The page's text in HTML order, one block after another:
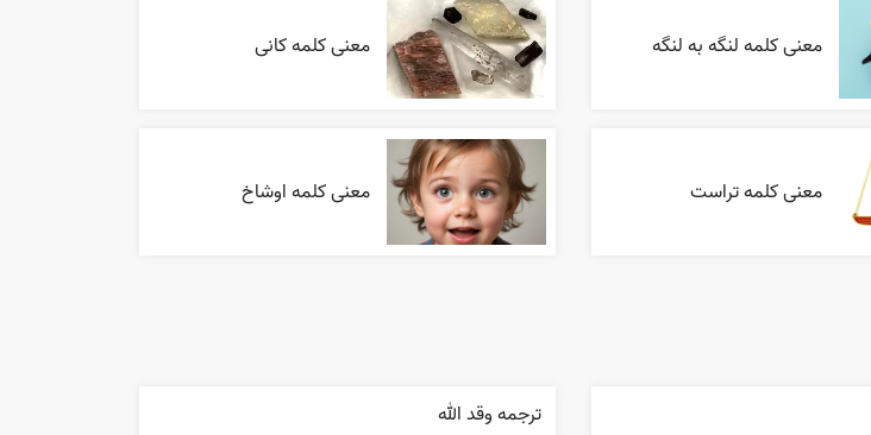
معنی کلمه لنگه به لنگه معنی کلمه کانی
معنی کلمه تراست معنی کلمه اوشاخ
ترجمه وقد الله